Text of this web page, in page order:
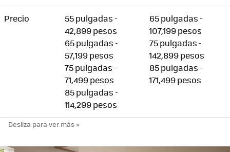
Precio
55 pulgadas -
42,899 pesos
65 pulgadas -
57,199 pesos
75 pulgadas -
71,499 pesos
85 pulgadas -
114,299 pesos
65 pulgadas -
107,199 pesos
75 pulgadas -
142,899 pesos
85 pulgadas -
171,499 pesos